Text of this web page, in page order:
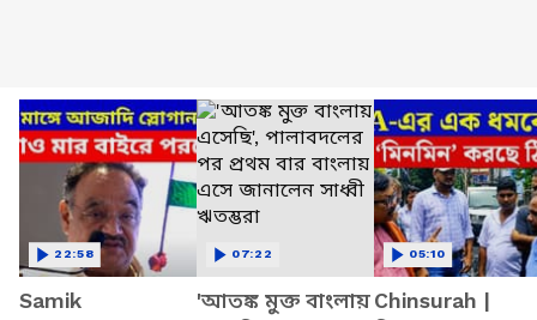
Samik
22:58
'আতঙ্ক মুক্ত বাংলায়
07:22
Chinsurah |
05:10